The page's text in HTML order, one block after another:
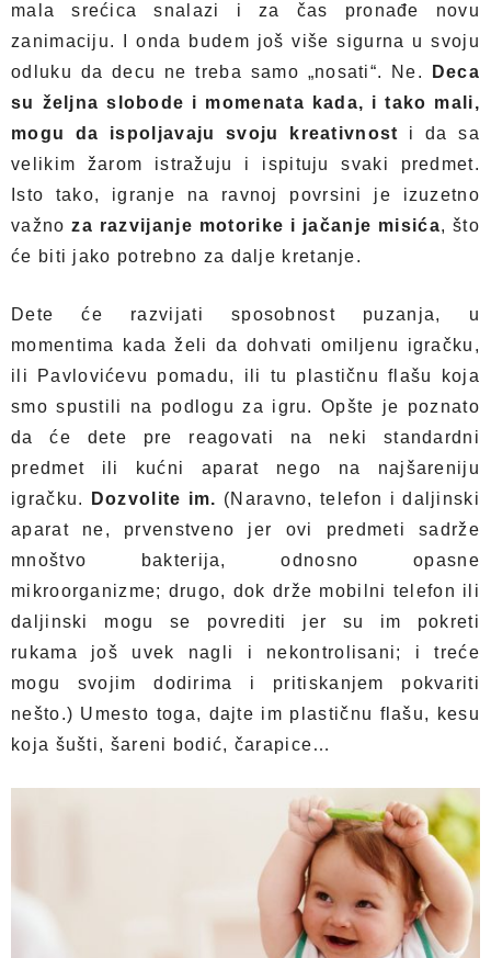
mala srećica snalazi i za čas pronađe novu
zanimaciju. I onda budem još više sigurna u svoju
odluku da decu ne treba samo „nosati“. Ne.
Deca
su željna slobode i momenata kada, i tako mali,
mogu da ispoljavaju svoju kreativnost i da sa
velikim žarom istražuju i ispituju svaki predmet.
Isto tako, igranje na ravnoj povrsini je izuzetno
važno za razvijanje motorike i jačanje misića, što
će biti jako potrebno za dalje kretanje.
Dete će razvijati sposobnost puzanja, u
momentima kada želi da dohvati omiljenu igračku,
ili Pavlovićevu pomadu, ili tu plastičnu flašu koja
smo spustili na podlogu za igru. Opšte je poznato
da će dete pre reagovati na neki standardni
predmet ili kućni aparat nego na najšareniju
igračku.
Dozvolite im. (Naravno, telefon i daljinski
aparat ne, prvenstveno jer ovi predmeti sadrže
mnoštvo bakterija, odnosno opasne
mikroorganizme; drugo, dok drže mobilni telefon ili
daljinski mogu se povrediti jer su im pokreti
rukama još uvek nagli i nekontrolisani; i treće
mogu svojim dodirima i pritiskanjem pokvariti
nešto.) Umesto toga, dajte im plastičnu flašu, kesu
koja šušti, šareni bodić, čarapice…